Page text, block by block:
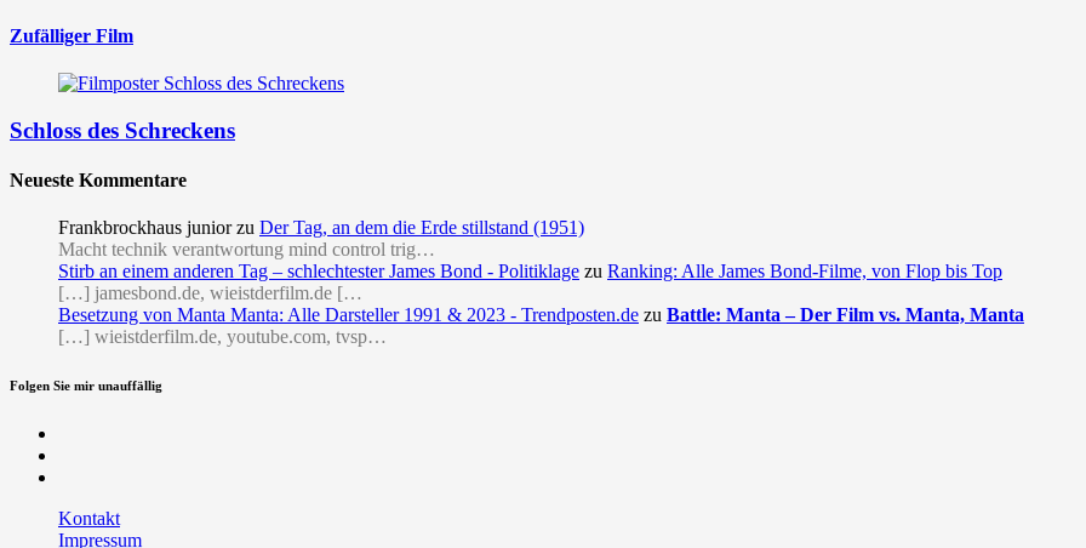
Zufälliger Film
Schloss des Schreckens
Neueste Kommentare
Frankbrockhaus junior zu Der Tag, an dem die Erde stillstand (1951)
Macht technik verantwortung mind control trig…
Stirb an einem anderen Tag – schlechtester James Bond - Politiklage zu Ranking: Alle James Bond-Filme, von Flop bis Top
[…] jamesbond.de, wieistderfilm.de […
Besetzung von Manta Manta: Alle Darsteller 1991 & 2023 - Trendposten.de zu Battle: Manta – Der Film vs. Manta, Manta
[…] wieistderfilm.de, youtube.com, tvsp…
Folgen Sie mir unauffällig
Kontakt
Impressum